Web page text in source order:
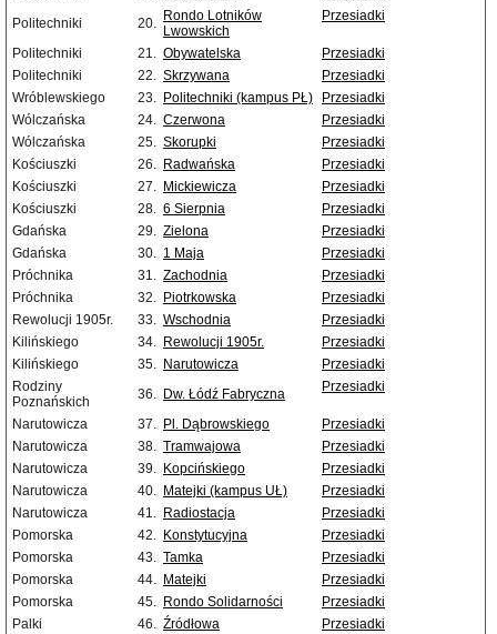
Politechniki
20. Rondo Lotników
Lwowskich
Przesiadki
Politechniki 21. Obywatelska
Przesiadki
Politechniki
22. Skrzywana
Przesiadki
Wróblewskiego
23. Politechniki (kampus PŁ)
Przesiadki
Wólczańska
24. Czerwona
Przesiadki
Wólczańska
25. Skorupki
Przesiadki
Kościuszki
26. Radwańska
Przesiadki
Kościuszki
27. Mickiewicza
Przesiadki
Kościuszki
28. 6 Sierpnia
Przesiadki
Gdańska
29. Zielona
Przesiadki
Gdańska
30. 1 Maja
Przesiadki
Próchnika
31. Zachodnia
Przesiadki
Próchnika
32. Piotrkowska
Przesiadki
Rewolucji 1905r.
33. Wschodnia
Przesiadki
Kilińskiego
34. Rewolucji 1905r.
Przesiadki
Kilińskiego
35. Narutowicza
Przesiadki
Rodziny
Poznańskich
36. Dw. Łódź Fabryczna Przesiadki
Narutowicza 37. Pl. Dąbrowskiego
Przesiadki
Narutowicza
38. Tramwajowa
Przesiadki
Narutowicza
39. Kopcińskiego
Przesiadki
Narutowicza
40. Matejki (kampus UŁ)
Przesiadki
Narutowicza
41. Radiostacja
Przesiadki
Pomorska
42. Konstytucyjna
Przesiadki
Pomorska
43. Tamka
Przesiadki
Pomorska
44. Matejki
Przesiadki
Pomorska
45. Rondo Solidarności
Przesiadki
Palki
46. Źródłowa
Przesiadki